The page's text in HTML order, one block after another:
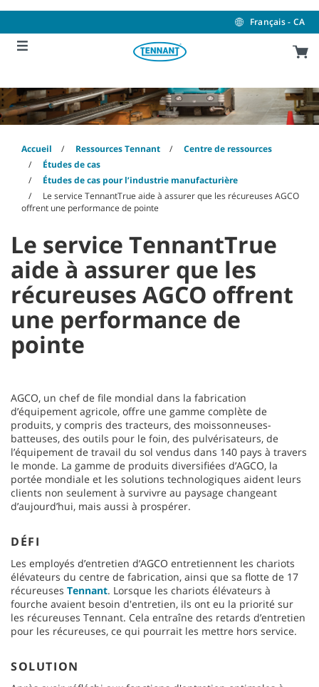
content
navigation
menu
Français - CA
Accueil Ressources Tennant
Centre de ressources
Études de cas
Études de cas pour l’industrie manufacturière
Le service TennantTrue aide à assurer que les récureuses AGCO
offrent une performance de pointe
Le service TennantTrue
aide à assurer que les
récureuses AGCO offrent
une performance de
pointe
AGCO, un chef de file mondial dans la fabrication
d’équipement agricole, offre une gamme complète de
produits, y compris des tracteurs, des moissonneuses-
batteuses, des outils pour le foin, des pulvérisateurs, de
l’équipement de travail du sol vendus dans 140 pays à travers
le monde. La gamme de produits diversifiées d’AGCO, la
portée mondiale et les solutions technologiques aident leurs
clients non seulement à survivre au paysage changeant
d’aujourd’hui, mais aussi à prospérer.
DÉFI
Les employés d’entretien d’AGCO entretiennent les chariots
élévateurs du centre de fabrication, ainsi que sa flotte de 17
récureuses Tennant. Lorsque les chariots élévateurs à
fourche avaient besoin d'entretien, ils ont eu la priorité sur
les récureuses Tennant. Cela entraîne des retards d’entretien
pour les récureuses, ce qui pourrait les mettre hors service.
SOLUTION